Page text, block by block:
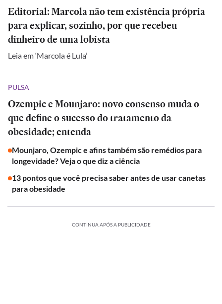
Editorial: Marcola não tem existência própria
para explicar, sozinho, por que recebeu
dinheiro de uma lobista
Leia em ‘Marcola é Lula’
PULSA
Ozempic e Mounjaro: novo consenso muda o
que define o sucesso do tratamento da
obesidade; entenda
Mounjaro, Ozempic e afins também são remédios para
longevidade? Veja o que diz a ciência
13 pontos que você precisa saber antes de usar canetas
para obesidade
CONTINUA APÓS A PUBLICIDADE